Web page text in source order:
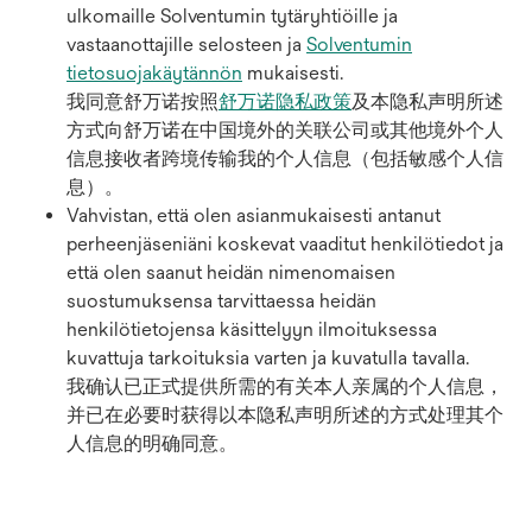
ulkomaille Solventumin tytäryhtiöille ja
vastaanottajille selosteen ja Solventumin
tietosuojakäytännön mukaisesti.
我同意舒万诺按照舒万诺隐私政策及本隐私声明所述
方式向舒万诺在中国境外的关联公司或其他境外个人
信息接收者跨境传输我的个人信息（包括敏感个人信
息）。
Vahvistan, että olen asianmukaisesti antanut
perheenjäseniäni koskevat vaaditut henkilötiedot ja
että olen saanut heidän nimenomaisen
suostumuksensa tarvittaessa heidän
henkilötietojensa käsittelyyn ilmoituksessa
kuvattuja tarkoituksia varten ja kuvatulla tavalla.
我确认已正式提供所需的有关本人亲属的个人信息，
并已在必要时获得以本隐私声明所述的方式处理其个
人信息的明确同意。